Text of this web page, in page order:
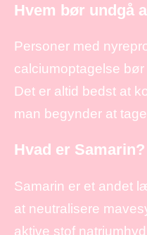
Hvem bør undgå
Personer med
calciumoptagelse
Det er altid bedst at
man begynder at
Hvad er Samarin?
Samarin er et andet
at neutralisere
aktive stof